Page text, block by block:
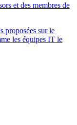
et des membres de
proposées sur le
les équipes IT le